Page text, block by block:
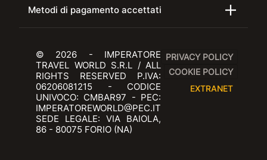
Metodi di pagamento accettati
© 2026 - IMPERATORE
TRAVEL WORLD S.R.L / ALL
RIGHTS RESERVED P.IVA:
06206081215 - CODICE
UNIVOCO: CMBAR97 - PEC:
IMPERATOREWORLD@PEC.IT
SEDE LEGALE: VIA BAIOLA,
86 - 80075 FORIO (NA)
PRIVACY POLICY
COOKIE POLICY
EXTRANET